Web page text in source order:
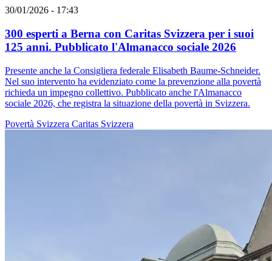
30/01/2026 - 17:43
300 esperti a Berna con Caritas Svizzera per i suoi
125 anni. Pubblicato l'Almanacco sociale 2026
Presente anche la Consigliera federale Elisabeth Baume-Schneider.
Nel suo intervento ha evidenziato come la prevenzione alla povertà
richieda un impegno collettivo. Pubblicato anche l'Almanacco
sociale 2026, che registra la situazione della povertà in Svizzera.
Povertà Svizzera Caritas Svizzera